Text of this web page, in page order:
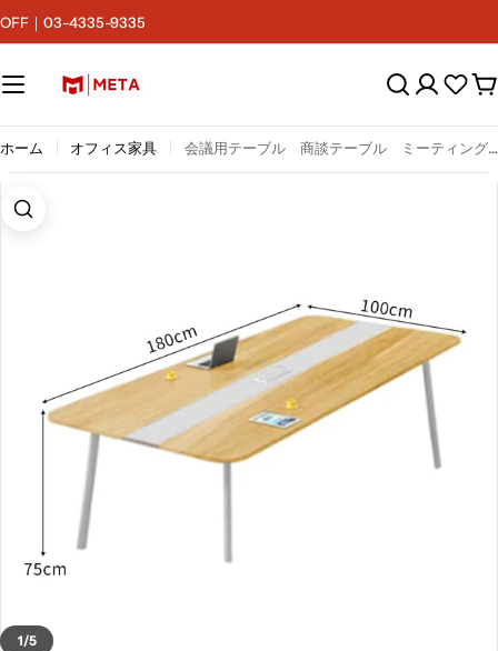
ン
ン
ツ
ス
｜03-4335-9335
カ
ト
ホーム オフィス家具 会議用テーブル 商談テーブル ミーティングテーブル ゆとりのある卓上空間 スチール脚 高安定性 ダクトレール コンセント付き カスタマイズ可能 HYZ-C079-3-kc
画像0をモーダルで開く
1/5